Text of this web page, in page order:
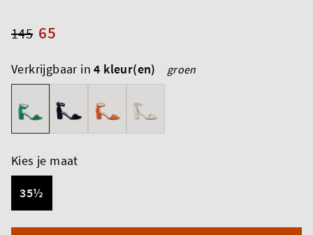
65
145
Verkrijgbaar in4 kleur(en) groen
Kies je maat
35½